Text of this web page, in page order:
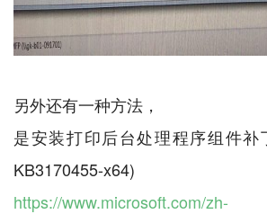
另外还有一种方法，
是安装打印后台处理程序组件补
https://www.microsoft.com/zh-